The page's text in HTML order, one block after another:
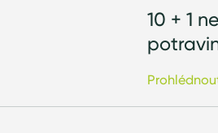
10 + 1